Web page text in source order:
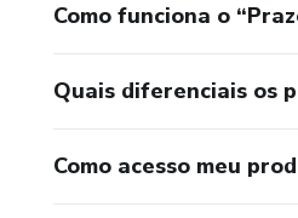
Como funciona o
Quais diferenciais os
Como acesso meu